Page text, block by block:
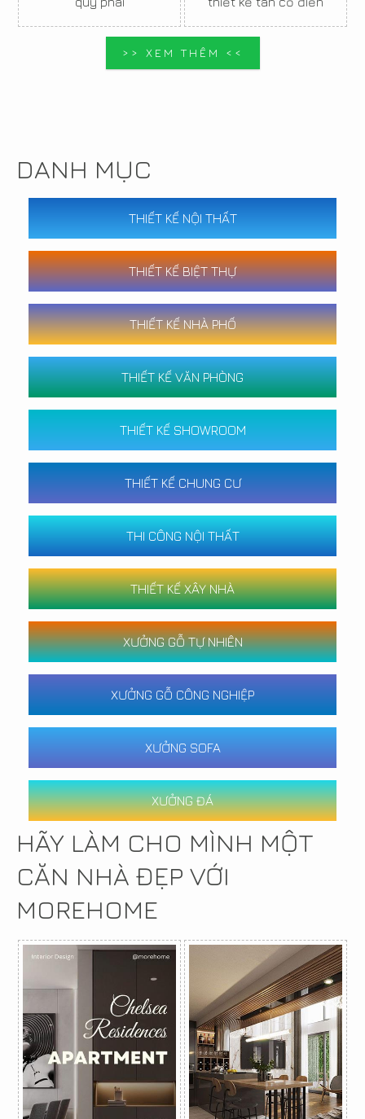
>> XEM THÊM <<
DANH MỤC
THIẾT KẾ NỘI THẤT
THIẾT KẾ BIỆT THỰ
THIẾT KẾ NHÀ PHỐ
THIẾT KẾ VĂN PHÒNG
THIẾT KẾ SHOWROOM
THIẾT KẾ CHUNG CƯ
THI CÔNG NỘI THẤT
THIẾT KẾ XÂY NHÀ
XƯỞNG GỖ TỰ NHIÊN
XƯỞNG GỖ CÔNG NGHIỆP
XƯỞNG SOFA
XƯỞNG ĐÁ
HÃY LÀM CHO MÌNH MỘT
CĂN NHÀ ĐẸP VỚI
MOREHOME